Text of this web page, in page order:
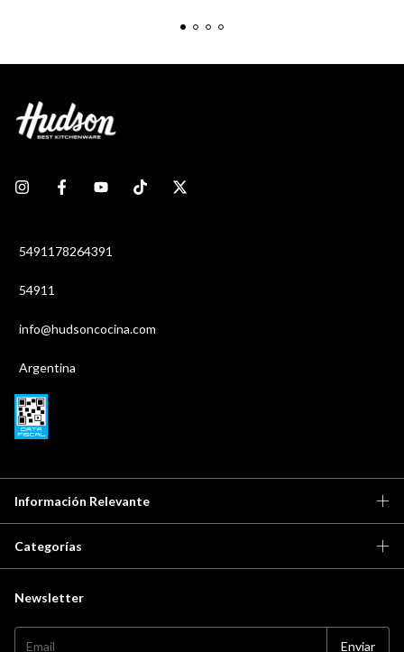
5491178264391
54911
info@hudsoncocina.com
Argentina
Información Relevante
Categorías
Newsletter